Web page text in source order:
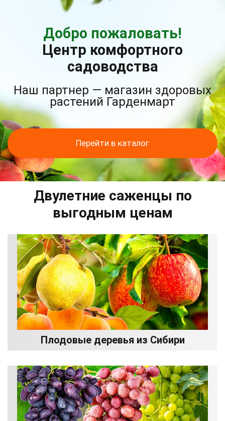
Добро пожаловать!
Центр комфортного
садоводства
Наш партнер — магазин здоровых
растений Гарденмарт
Перейти в каталог
Двулетние саженцы по
выгодным ценам
Плодовые деревья из Сибири